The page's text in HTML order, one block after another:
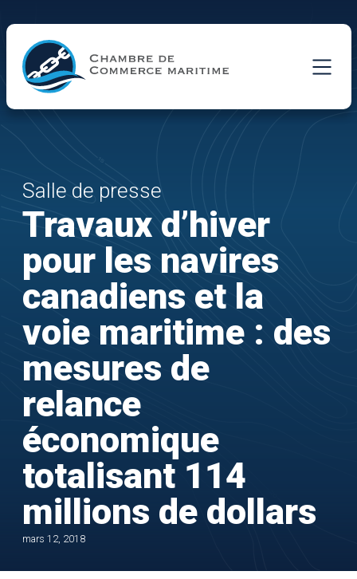
Salle de presse
Travaux d’hiver
pour les navires
canadiens et la
voie maritime : des
mesures de
relance
économique
totalisant 114
millions de dollars
mars 12, 2018